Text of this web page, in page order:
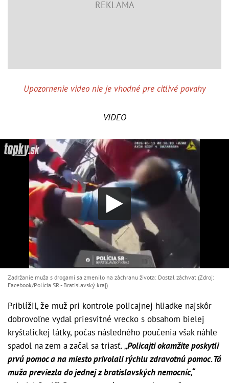
Upozornenie video nie je vhodné pre citlivé povahy
VIDEO
Zadržanie muža s drogami sa zmenilo na záchranu života: Dostal záchvat (Zdroj:
Facebook/Polícia SR - Bratislavský kraj )
Priblížil, že muž pri kontrole policajnej hliadke najskôr
dobrovoľne vydal priesvitné vrecko s obsahom bielej
kryštalickej látky, počas následného poučenia však náhle
spadol na zem a začal sa triasť. „Policajti okamžite poskytli
prvú pomoc a na miesto privolali rýchlu zdravotnú pomoc. Tá
muža previezla do jednej z bratislavských nemocníc,“